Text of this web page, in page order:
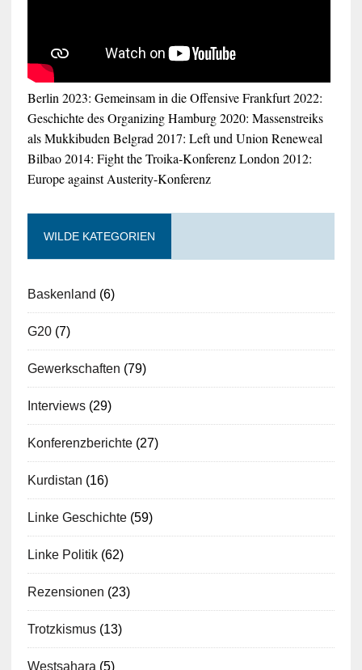
Berlin 2023: Gemeinsam in die OffensiveFrankfurt 2022:
Geschichte des OrganizingHamburg 2020: Massenstreiks
als MukkibudenBelgrad 2017: Left und Union Reneweal
Bilbao 2014: Fight the Troika-KonferenzLondon 2012:
Europe against Austerity-Konferenz
WILDE KATEGORIEN
Baskenland (6)
G20(7)
Gewerkschaften (79)
Interviews(29)
Konferenzberichte(27)
Kurdistan (16)
Linke Geschichte(59)
Linke Politik(62)
Rezensionen (23)
Trotzkismus(13)
Westsahara (5)